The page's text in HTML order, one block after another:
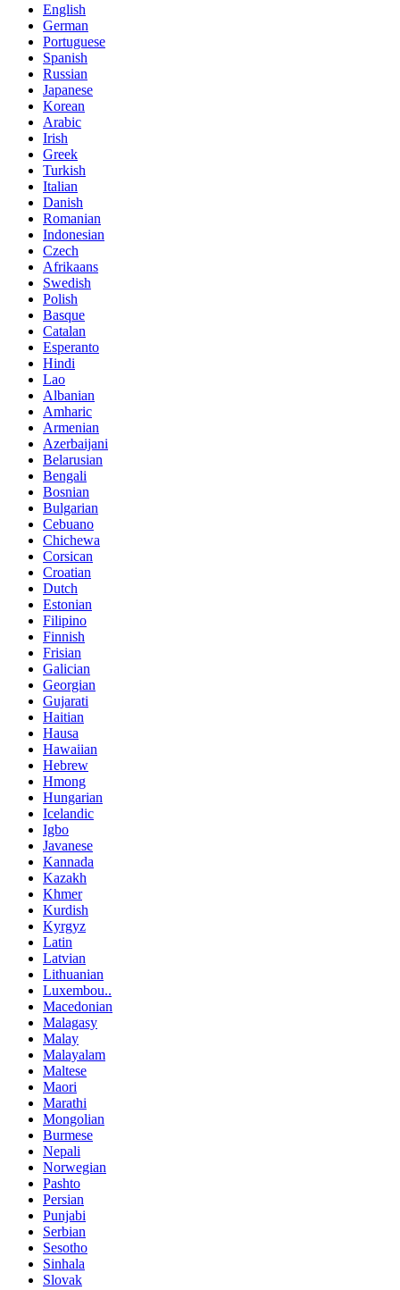
English
German
Portuguese
Spanish
Russian
Japanese
Korean
Arabic
Irish
Greek
Turkish
Italian
Danish
Romanian
Indonesian
Czech
Afrikaans
Swedish
Polish
Basque
Catalan
Esperanto
Hindi
Lao
Albanian
Amharic
Armenian
Azerbaijani
Belarusian
Bengali
Bosnian
Bulgarian
Cebuano
Chichewa
Corsican
Croatian
Dutch
Estonian
Filipino
Finnish
Frisian
Galician
Georgian
Gujarati
Haitian
Hausa
Hawaiian
Hebrew
Hmong
Hungarian
Icelandic
Igbo
Javanese
Kannada
Kazakh
Khmer
Kurdish
Kyrgyz
Latin
Latvian
Lithuanian
Luxembou..
Macedonian
Malagasy
Malay
Malayalam
Maltese
Maori
Marathi
Mongolian
Burmese
Nepali
Norwegian
Pashto
Persian
Punjabi
Serbian
Sesotho
Sinhala
Slovak